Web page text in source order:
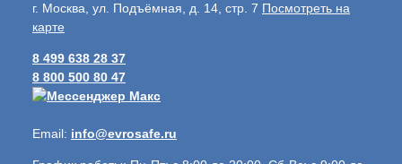
г. Москва, ул. Подъёмная, д. 14, стр. 7 Посмотреть на
карте
8 499 638 28 37
8 800 500 80 47
Email: info@evrosafe.ru